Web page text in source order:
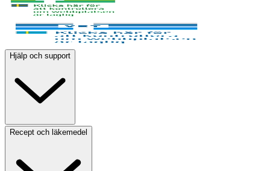
Hjälp och support
Recept och läkemedel